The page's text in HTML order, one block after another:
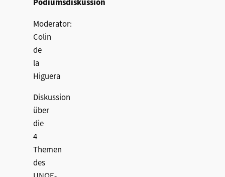
Moderator:
Colin
de
la
Higuera
Diskussion
über
die
4
Themen
des